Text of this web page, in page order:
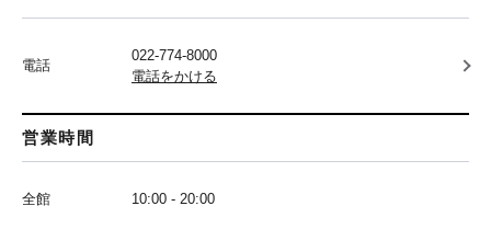
電話
022-774-8000
電話をかける
営業時間
全館 10:00 - 20:00